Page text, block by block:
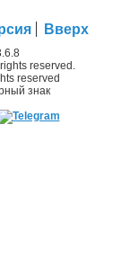
Вверх
reserved.
reserved
знак